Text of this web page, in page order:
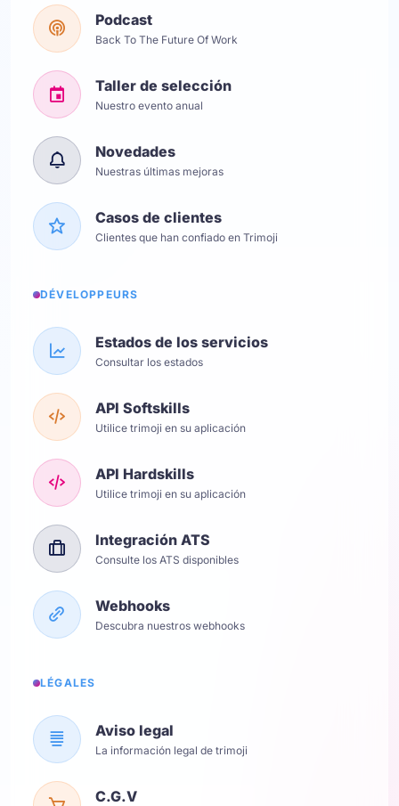
Podcast
Back To The Future Of Work
Taller de selección
Nuestro evento anual
Novedades
Nuestras últimas mejoras
Casos de clientes
Clientes que han confiado en Trimoji
DÉVELOPPEURS
Estados de los servicios
Consultar los estados
API Softskills
Utilice trimoji en su aplicación
API Hardskills
Utilice trimoji en su aplicación
Integración ATS
Consulte los ATS disponibles
Webhooks
Descubra nuestros webhooks
LÉGALES
Aviso legal
La información legal de trimoji
C.G.V